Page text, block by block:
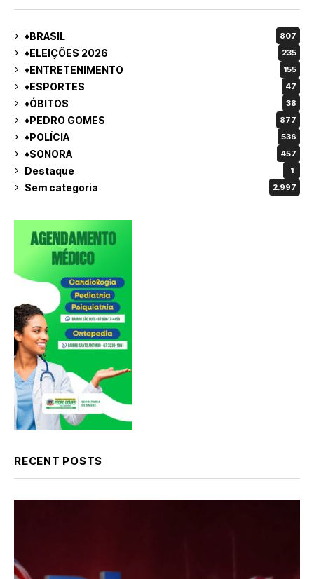
♦BRASIL 807
♦ELEIÇÕES 2026 235
♦ENTRETENIMENTO 155
♦ESPORTES 47
♦ÓBITOS 38
♦PEDRO GOMES 877
♦POLÍCIA 536
♦SONORA 457
Destaque 1
Sem categoria 2.997
RECENT POSTS